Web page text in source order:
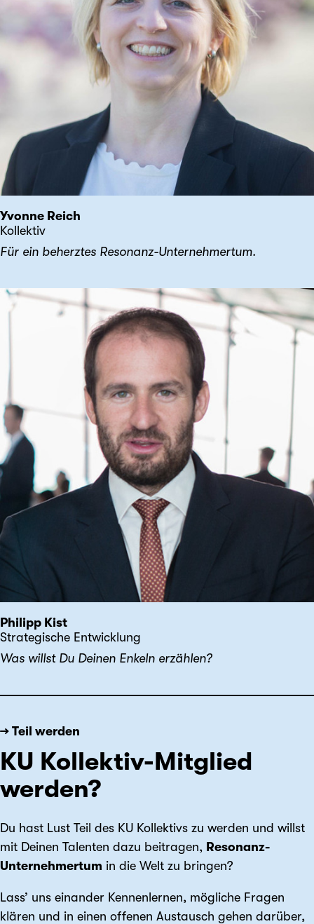
Yvonne Reich
Kollektiv
Für ein beherztes Resonanz-Unternehmertum.
Philipp Kist
Strategische Entwicklung
Was willst Du Deinen Enkeln erzählen?
→ Teil werden
KU Kollektiv-Mitglied
werden?
Du hast Lust Teil des KU Kollektivs zu werden und willst
mit Deinen Talenten dazu beitragen, Resonanz-
Unternehmertum in die Welt zu bringen?
Lass’ uns einander Kennenlernen, mögliche Fragen
klären und in einen offenen Austausch gehen darüber,